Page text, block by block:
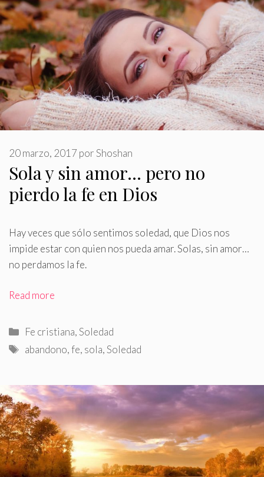
Sola y sin amor… pero no
pierdo la fe en Dios
20 marzo, 2017 porShoshan
Hay veces que sólo sentimos soledad, que Dios nos
impide estar con quien nos pueda amar.Solas, sin amor…
no perdamos la fe.
Read more
Categorías
Fe cristiana,Soledad
Etiquetas
abandono,fe, sola,Soledad